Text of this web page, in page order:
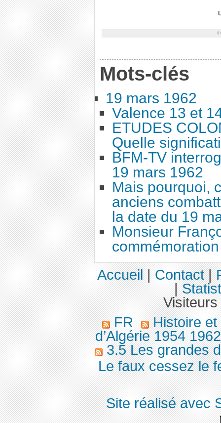
Mots-clés
19 mars 1962
Valence 13 et
ETUDES
Quelle
BFM-TV
19 mars 1962
Mais pourquoi,
anciens
la date du 19
Monsieur
Accueil|Contact|
|
FR
Histoire
d’Algérie 1954
3.5 Les grandes
Le faux cessez le
Site réalisé avec